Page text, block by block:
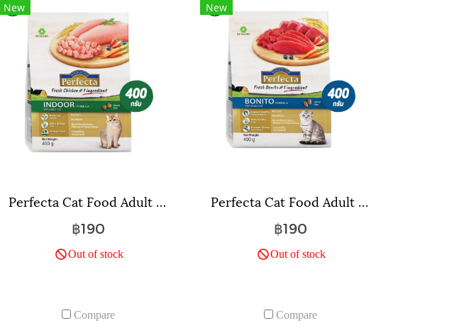
New
Perfecta Cat Food Adult indoor (400 g) เพอร์เฟคต้า อาหารสำหรับแมวโต เลี้ยงในบ้าน (400 ก.)
฿190
Out of stock
Compare
New
Perfecta Cat Food Adult Bonito (400 g) เพอร์เฟคต้า อาหารแมวโต สูตรเนื้อปลาโบนิโต (400 ก.)
฿190
Out of stock
Compare